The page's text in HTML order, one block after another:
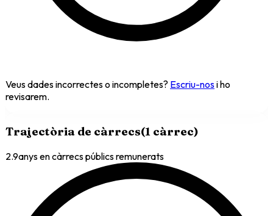
Veus dades incorrectes o incompletes? Escriu-nosi ho
revisarem.
Trajectòria de càrrecs(1 càrrec)
2.9anys en càrrecs públics remunerats